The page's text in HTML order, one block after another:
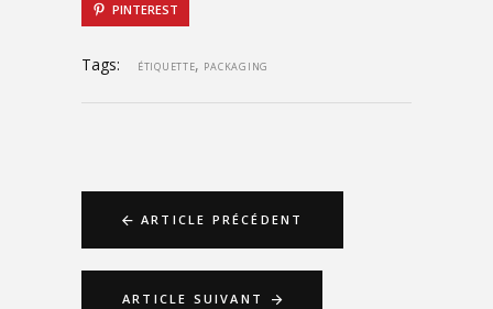
PINTEREST
Tags: ÉTIQUETTE, PACKAGING
ARTICLE PRÉCÉDENT
ARTICLE SUIVANT